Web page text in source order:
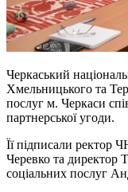
Черкаський
Хмельницького та
послуг м. Черкаси
партнерської угоди.
Її підписали ректор
Черевко та директор
соціальних послуг